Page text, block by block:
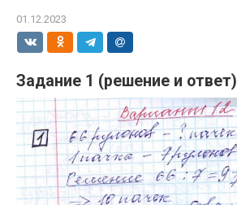
01.12.2023
Задание 1 (решение и ответ)